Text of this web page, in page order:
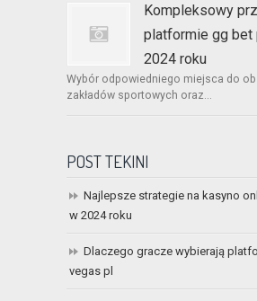
Kompleksowy
platformie gg bet
2024 roku
Wybór odpowiedniego miejsca do
zakładów sportowych oraz...
POST TEKINI
Najlepsze strategie na kasyno
w 2024 roku
Dlaczego gracze wybierają
vegas pl